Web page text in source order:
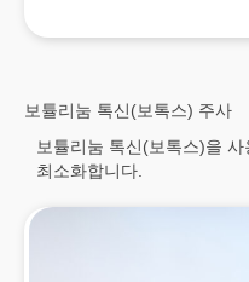
보튤리눔 톡신(보톡스) 주사
보튤리눔 톡신(보톡스)을
최소화합니다.